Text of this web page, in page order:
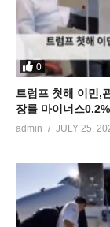
0
트럼프 첫해 이민,
장률 마이너스0.2%
admin JULY 25,